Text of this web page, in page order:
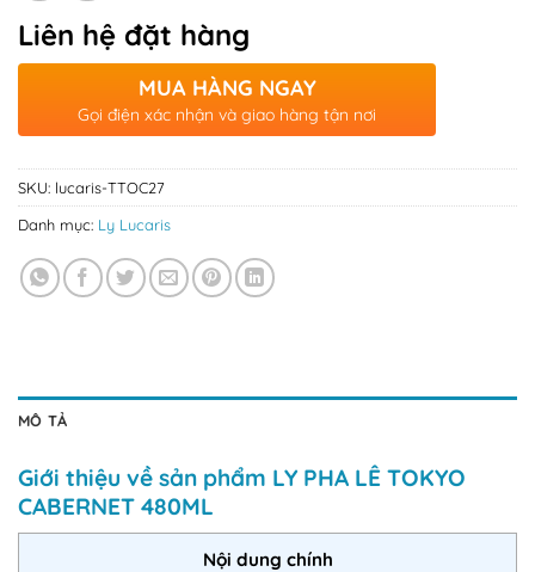
Liên hệ đặt hàng
MUA HÀNG NGAY
Gọi điện xác nhận và giao hàng tận nơi
SKU: lucaris-TTOC27
Danh mục: Ly Lucaris
MÔ TẢ
Giới thiệu về sản phẩm LY PHA LÊ TOKYO
CABERNET 480ML
Nội dung chính